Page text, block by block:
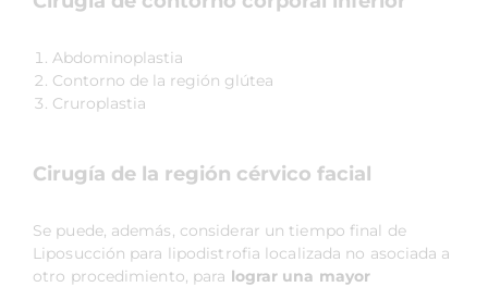
Abdominoplastia
Contorno de la región glútea
Cruroplastia
Cirugía de la región cérvico facial
Se puede, además, considerar un tiempo final de
Liposucción para lipodistrofia localizada no asociada a
otro procedimiento, para lograr una mayor